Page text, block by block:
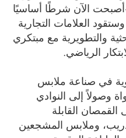
الآن شرطًا أساسيًا
العلامات التجارية
والتطويرية مع مبتكري
الرياضي.
في صناعة ملابس
وصولاً إلى النوادي
القابلة
وملابس المشجعين